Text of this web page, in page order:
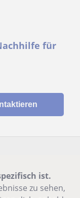
für
ist.
zu sehen,